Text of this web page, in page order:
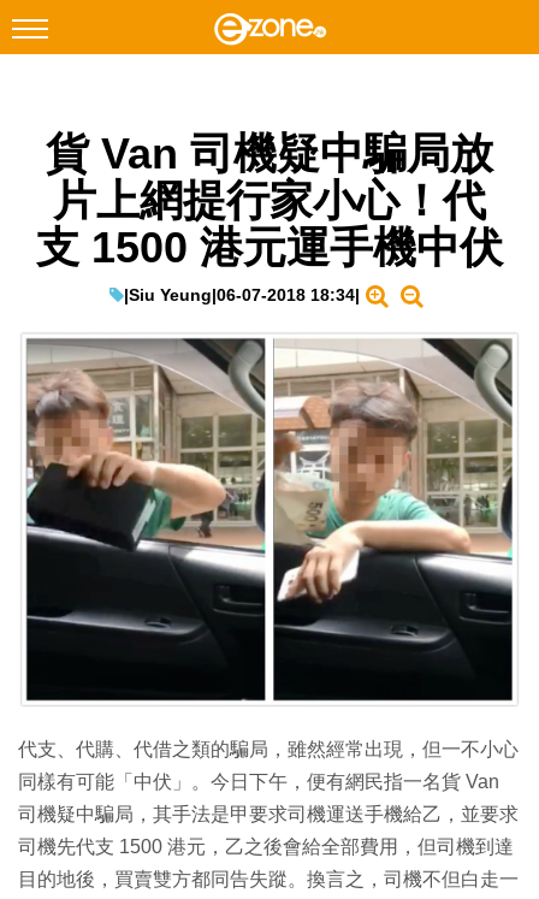
Facebook Instagram
科技焦點
網絡生活
教學評測
EduTech
IT Times
生成式AI與雲端應用
Enterprise Digital Transformation
貨 Van 司機疑中騙局放
片上網提行家小心！代
支 1500 港元運手機中伏
|Siu Yeung|06-07-2018 18:34|
代支、代購、代借之類的騙局，雖然經常出現，但一不小心
同樣有可能「中伏」。今日下午，便有網民指一名貨 Van
司機疑中騙局，其手法是甲要求司機運送手機給乙，並要求
司機先代支 1500 港元，乙之後會給全部費用，但司機到達
目的地後，買賣雙方都同告失蹤。換言之，司機不但白走一